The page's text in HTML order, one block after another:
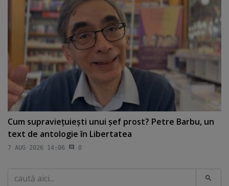
Cum supravieţuieşti unui şef prost? Petre Barbu, un
text de antologie în Libertatea
7 AUG 2026 14:06 0
Caută